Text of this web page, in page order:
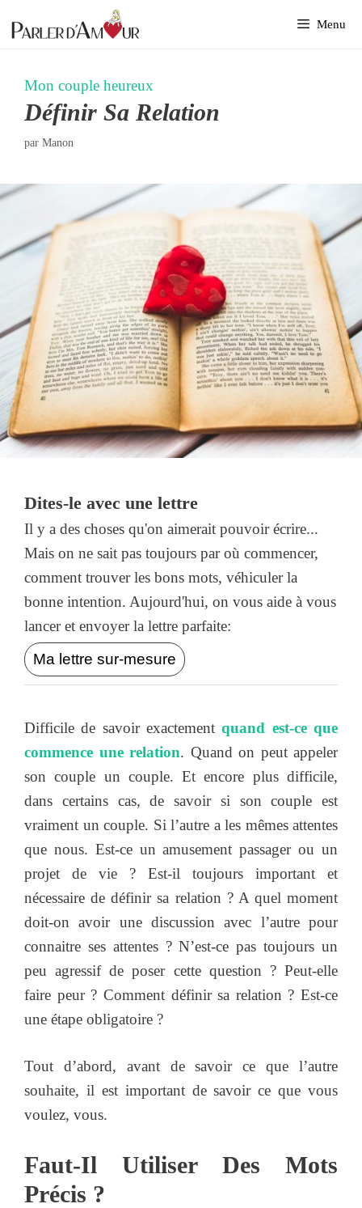
au
Menu
Mon couple heureux
Définir Sa Relation
par Manon
Dites-le avec une lettre
Il y a des choses qu'on aimerait pouvoir écrire...
Mais on ne sait pas toujours par où commencer,
comment trouver les bons mots, véhiculer la
bonne intention. Aujourd'hui, on vous aide à vous
lancer et envoyer la lettre parfaite:
Ma lettre sur-mesure
Difficile de savoir exactementquand est-ce que
commence une relation. Quand on peut appeler
son couple un couple. Et encore plus difficile,
dans certains cas, de savoir si son couple est
vraiment un couple. Si l’autre a les mêmes attentes
que nous. Est-ce un amusement passager ou un
projet de vie ? Est-il toujours important et
nécessaire de définir sa relation ? A quel moment
doit-on avoir une discussion avec l’autre pour
connaitre ses attentes ? N’est-ce pas toujours un
peu agressif de poser cette question ? Peut-elle
faire peur ? Comment définir sa relation ? Est-ce
une étape obligatoire ?
Tout d’abord, avant de savoir ce que l’autre
souhaite, il est important de savoir ce que vous
voulez, vous.
Faut-Il Utiliser Des Mots
Précis ?